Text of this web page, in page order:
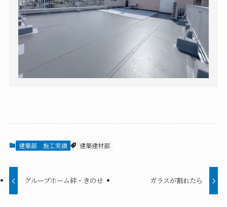
建築部 施工実績 建築建材部
グループホーム絆・きのせ ガラスが割れたら